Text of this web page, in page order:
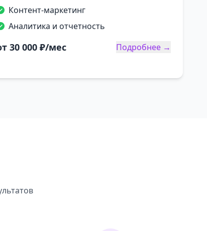
Контент-маркетинг
Аналитика и отчетность
30 000 ₽/мес Подробнее →